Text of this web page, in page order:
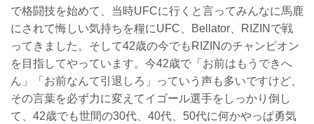
で格闘技を始めて、当時UFCに行くと言ってみんなに馬鹿
にされて悔しい気持ちを糧にUFC、Bellator、RIZINで戦
ってきました。そして42歳の今でもRIZINのチャンピオン
を目指してやっています。今42歳で「お前はもうできへ
ん」「お前なんて引退しろ」っていう声も多いですけど、
その言葉を必ず力に変えてイゴール選手をしっかり倒し
て、42歳でも世間の30代、40代、50代に何かやっぱ勇気